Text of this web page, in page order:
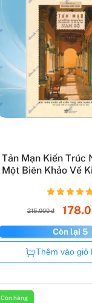
Tản Mạn Kiến Trúc
Một Biên Khảo Về
215.000 đ
Còn lại 5
Còn hàng
Thêm vào giỏ
Còn hàng